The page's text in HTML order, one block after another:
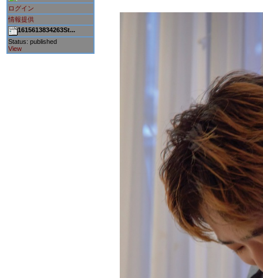
ログイン
情報提供
1615613834263St...
Status: published
View